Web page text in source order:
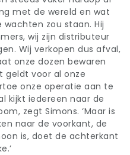
met de wereld en wat
zou staan. Hij
wij zijn distributeur
Wij verkopen dus afval,
onze dozen bewaren
geldt voor al onze
onze operatie aan te
kijkt iedereen naar de
zegt Simons. ‘Maar is
naar de voorkant, de
is, doet de achterkant